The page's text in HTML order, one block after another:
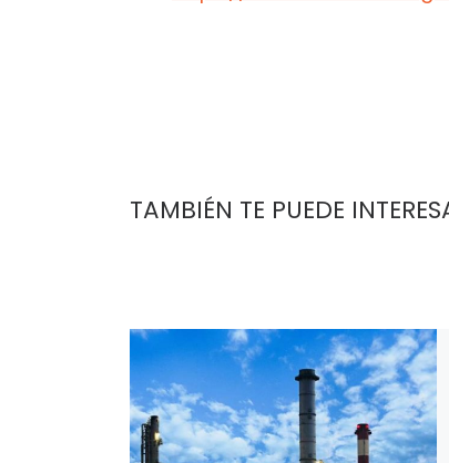
TAMBIÉN TE PUEDE